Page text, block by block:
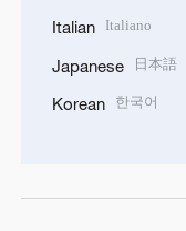
Italian Italiano
Japanese 日本語
Korean 한국어